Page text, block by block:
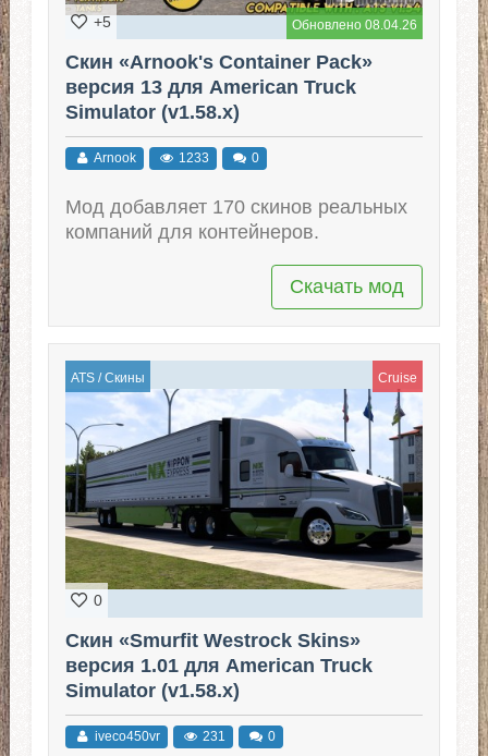
Обновлено 08.04.26
+5
Скин «Arnook's Container Pack»
версия 13 для American Truck
Simulator (v1.58.x)
Arnook 1233 0
Мод добавляет 170 скинов реальных
компаний для контейнеров.
Скачать мод
ATS/Скины Cruise
0
Скин «Smurfit Westrock Skins»
версия 1.01 для American Truck
Simulator (v1.58.x)
iveco450vr 231 0